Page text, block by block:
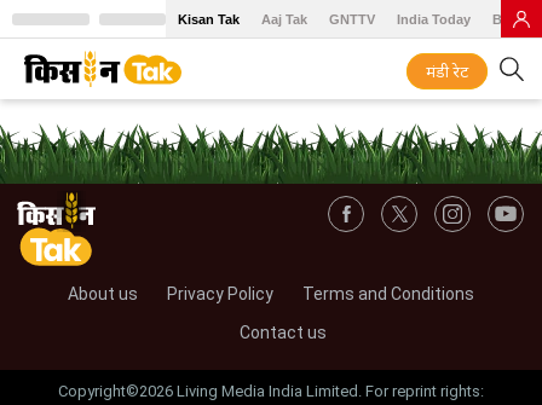
Kisan Tak Aaj Tak GNTTV India Today BT
मंडी रेट
About us Privacy Policy
Terms and Conditions
Contact us
Copyright©2026 Living Media India Limited. For reprint rights: